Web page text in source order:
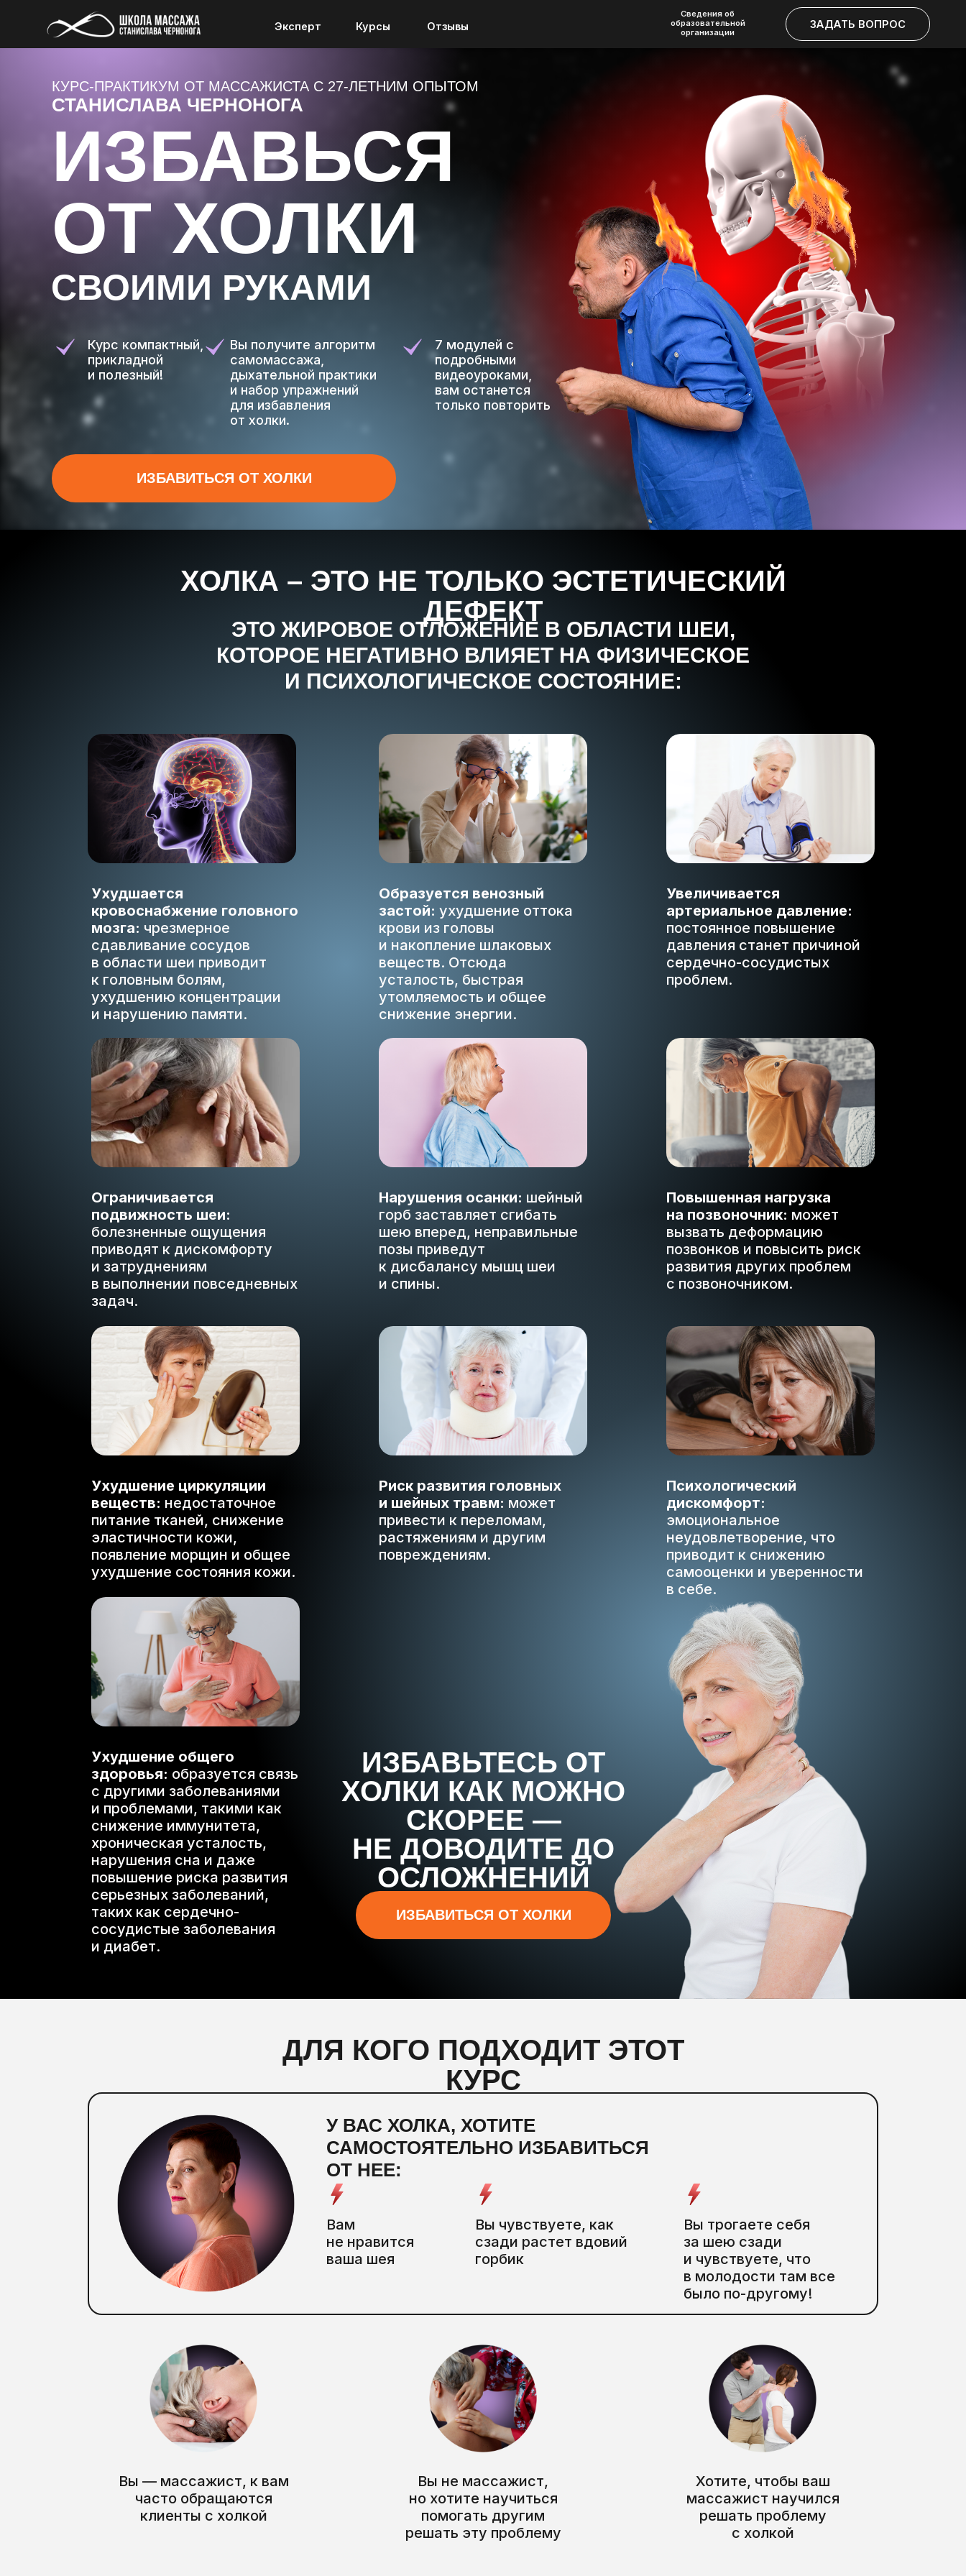
Эксперт Курсы Отзывы ЗАПИСАТЬСЯ НА КУРСЗАДАТЬ ВОПРОС
Эксперт Курсы Отзывы
КУРС-ПРАКТИКУМ ОТ МАССАЖИСТА С 27-ЛЕТНИМ ОПЫТОМ
Курс компактный,
прикладной
и полезный!
Вы получите алгоритм
самомассажа,
дыхательной практики
и набор упражнений
для избавления
от холки.
7 модулей с
подробными
видеоуроками,
вам останется
только повторить
ИЗБАВИТЬСЯ ОТ ХОЛКИ
СТАНИСЛАВА ЧЕРНОНОГА
ИЗБАВЬСЯ
ОТ ХОЛКИ
СВОИМИ РУКАМИ
Ухудшается
кровоснабжение головного
мозга: чрезмерное
сдавливание сосудов
в области шеи приводит
к головным болям,
ухудшению концентрации
и нарушению памяти.
Образуется венозный
застой: ухудшение оттока
крови из головы
и накопление шлаковых
веществ. Отсюда
усталость, быстрая
утомляемость и общее
снижение энергии.
Увеличивается
артериальное давление:
постоянное повышение
давления станет причиной
сердечно-сосудистых
проблем.
Ограничивается
подвижность шеи:
болезненные ощущения
приводят к дискомфорту
и затруднениям
в выполнении повседневных
задач.
Нарушения осанки: шейный
горб заставляет сгибать
шею вперед, неправильные
позы приведут
к дисбалансу мышц шеи
и спины.
ХОЛКА – ЭТО НЕ ТОЛЬКО ЭСТЕТИЧЕСКИЙ
ДЕФЕКТ
ЭТО ЖИРОВОЕ ОТЛОЖЕНИЕ В ОБЛАСТИ ШЕИ,
КОТОРОЕ НЕГАТИВНО ВЛИЯЕТ НА ФИЗИЧЕСКОЕ
И ПСИХОЛОГИЧЕСКОЕ СОСТОЯНИЕ:
Повышенная нагрузка
на позвоночник: может
вызвать деформацию
позвонков и повысить риск
развития других проблем
с позвоночником.
Ухудшение циркуляции
веществ: недостаточное
питание тканей, снижение
эластичности кожи,
появление морщин и общее
ухудшение состояния кожи.
Риск развития головных
и шейных травм: может
привести к переломам,
растяжениям и другим
повреждениям.
Психологический
дискомфорт:
эмоциональное
неудовлетворение, что
приводит к снижению
самооценки и уверенности
в себе.
Ухудшение общего
здоровья: образуется связь
с другими заболеваниями
и проблемами, такими как
снижение иммунитета,
хроническая усталость,
нарушения сна и даже
повышение риска развития
серьезных заболеваний,
таких как сердечно-
сосудистые заболевания
и диабет.
ИЗБАВЬТЕСЬ ОТ
ХОЛКИ КАК МОЖНО
СКОРЕЕ —
НЕ ДОВОДИТЕ ДО
ОСЛОЖНЕНИЙ
ИЗБАВИТЬСЯ ОТ ХОЛКИ
ДЛЯ КОГО ПОДХОДИТ ЭТОТ
КУРС
Вы — массажист, к вам
часто обращаются
клиенты с холкой
Вы не массажист,
но хотите научиться
помогать другим
решать эту проблему
Хотите, чтобы ваш
массажист научился
решать проблему
с холкой
У ВАС ХОЛКА, ХОТИТЕ
САМОСТОЯТЕЛЬНО ИЗБАВИТЬСЯ
ОТ НЕЕ:
Вам
не нравится
ваша шея
Вы чувствуете, как
сзади растет вдовий
горбик
Вы трогаете себя
за шею сзади
и чувствуете, что
в молодости там все
было по-другому!